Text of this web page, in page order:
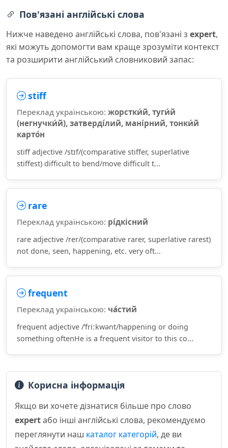
Пов'язані англійські слова
Нижче наведено англійські слова, пов'язані з expert,
які можуть допомогти вам краще зрозуміти контекст
та розширити англійський словниковий запас:
stiff
Переклад українською: жорстки́й, туги́й
(негнучки́й), затверді́лий, мані́рний, тонки́й
карто́н
stiff adjective /stɪf/(comparative stiffer, superlative
stiffest) difficult to bend/move difficult t...
rare
Переклад українською: рі́дкісний
rare adjective /rer/(comparative rarer, superlative rarest)
not done, seen, happening, etc. very oft...
frequent
Переклад українською: ча́стий
frequent adjective /ˈfriːkwənt/happening or doing
something oftenHe is a frequent visitor to this co...
Корисна інформація
Якщо ви хочете дізнатися більше про слово
expertабо інші англійські слова, рекомендуємо
переглянути наш каталог категорій, де ви